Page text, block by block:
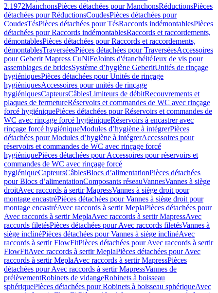
2.1972ManchonsPièces détachées pour ManchonsRéductionsPièces
détachées pour RéductionsCoudesPièces détachées pour
CoudesTésPièces détachées pour TésRaccords indémontablesPièces
détachées pour Raccords indémontablesRaccords et raccordements,
démontablesPièces détachées pour Raccords et raccordements,
démontablesTraverséesPièces détachées pour TraverséesAccessoires
pour Geberit Mapress CuNiFeJoints d'étanchéitéJeux de vis pour
assemblages de bridesSystème d’hygiène GeberitUnités de rinçage
hygiéniquesPièces détachées pour Unités de rinçage
hygiéniquesAccessoires pour unités de rinçage
hygiéniquesCapteursCâblesLimiteurs de débitRecouvrements et
plaques de fermetureRéservoirs et commandes de WC avec rinçage
forcé hygiéniquePièces détachées pour Réservoirs et commandes de
WC avec rinçage forcé hygiéniqueRéservoirs à encastrer avec
rinçage forcé hygiéniqueModules d’hygiène à intégrerPièces
détachées pour Modules d’hygiène à intégrerAccessoires pour
réservoirs et commandes de WC avec rinçage forcé
hygiéniquePièces détachées pour Accessoires pour réservoirs et
commandes de WC avec rinçage forcé
hygiéniqueCapteursCâblesBlocs d’alimentationPièces détachées
pour Blocs d’alimentationComposants réseauVannesVannes à siège
droitAvec raccords à sertir MapressVannes à siège droit pour
montage encastréPièces détachées pour Vannes à siège droit pour
montage encastréAvec raccords à sertir MeplaPièces détachées pour
Avec raccords à sertir MeplaAvec raccords à sertir MapressAvec
raccords filetésPièces détachées pour Avec raccords filetésVannes à
siège inclinéPièces détachées pour Vannes à siège inclinéAvec
raccords à sertir FlowFitPièces détachées pour Avec raccords à sertir
FlowFitAvec raccords à sertir MeplaPièces détachées pour Avec
raccords à sertir MeplaAvec raccords à sertir MapressPièces
détachées pour Avec raccords à sertir MapressVannes de
prélèvementRobinets de vidangeRobinets à boisseau
sphériquePièces détachées pour Robinets à boisseau sphériqueAvec